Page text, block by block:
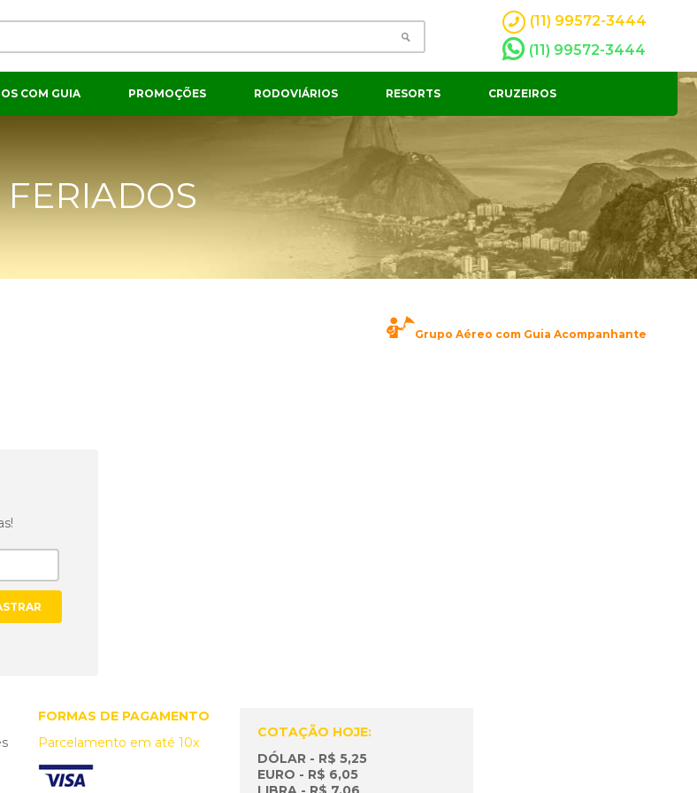
(11) 99572-3444
(11) 99572-3444
COM GUIA PROMOÇÕES RODOVIÁRIOS RESORTS CRUZEIROS
FERIADOS
Grupo Aéreo com Guia Acompanhante
FORMAS DE PAGAMENTO
Parcelamento em até 10x
COTAÇÃO HOJE:
DÓLAR - R$ 5,25
EURO - R$ 6,05